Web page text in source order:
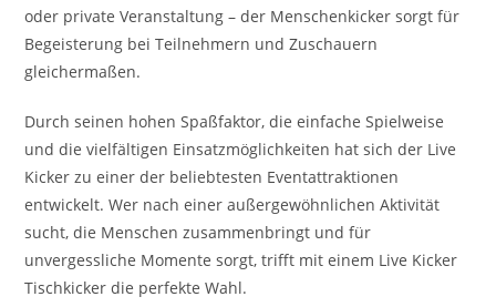
oder private Veranstaltung – der Menschenkicker sorgt für
Begeisterung bei Teilnehmern und Zuschauern
gleichermaßen.
Durch seinen hohen Spaßfaktor, die einfache Spielweise
und die vielfältigen Einsatzmöglichkeiten hat sich der Live
Kicker zu einer der beliebtesten Eventattraktionen
entwickelt. Wer nach einer außergewöhnlichen Aktivität
sucht, die Menschen zusammenbringt und für
unvergessliche Momente sorgt, trifft mit einem Live Kicker
Tischkicker die perfekte Wahl.